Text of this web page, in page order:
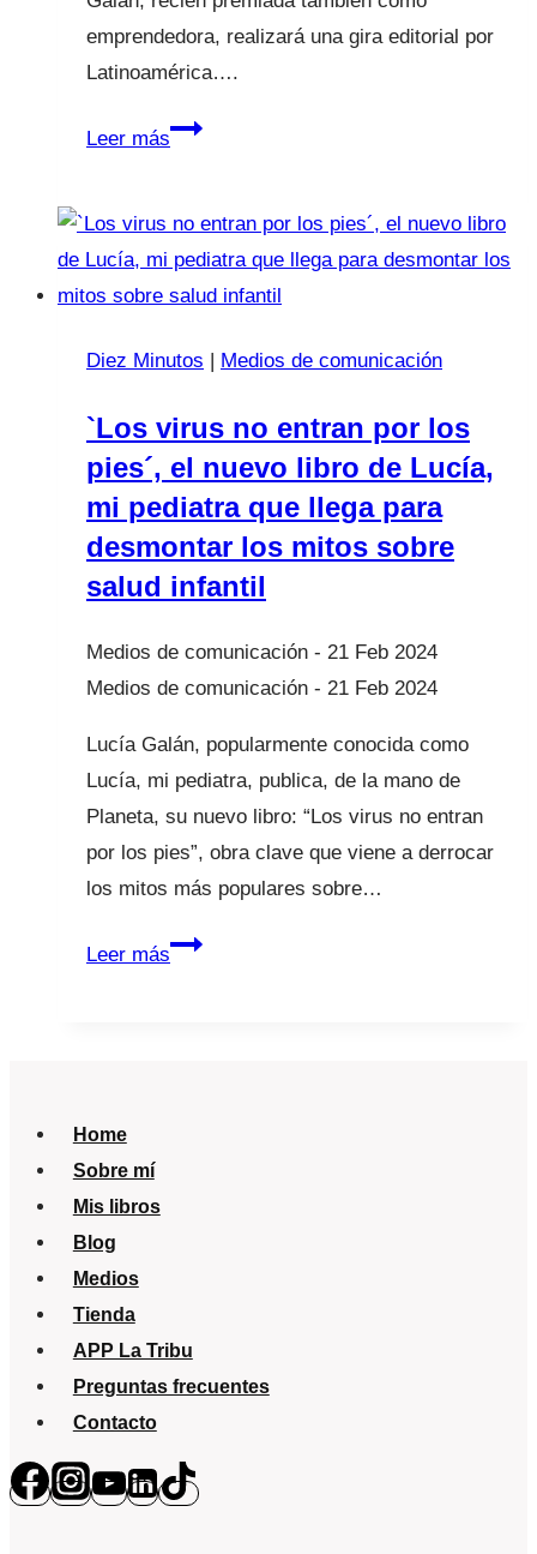
emprendedora, realizará una gira editorial por
Latinoamérica….
Leer másLa
mi
pediatra”
se
su
ciudad
Diez Minutos | Medios de comunicación
`Los virus no entran por los
pies´, el nuevo libro de Lucía,
mi pediatra que llega para
desmontar los mitos sobre
salud infantil
21 Feb 2024
21 Feb 2024
Lucía Galán, popularmente conocida como
Lucía, mi pediatra, publica, de la mano de
Planeta, su nuevo libro: “Los virus no entran
por los pies”, obra clave que viene a derrocar
los mitos más populares sobre…
Leer más`Los
de
Lucía,
que
Home
Sobre mí
Mis libros
Blog
Medios
Tienda
APP La Tribu
Preguntas frecuentes
Contacto